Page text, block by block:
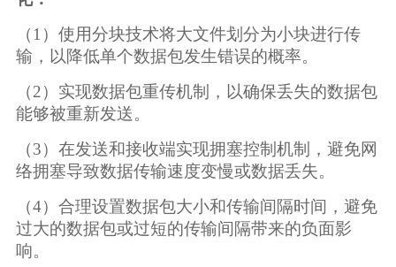
（1）使用分块技术将大文件划分为小块进行传
输，以降低单个数据包发生错误的概率。
（2）实现数据包重传机制，以确保丢失的数据包
能够被重新发送。
（3）在发送和接收端实现拥塞控制机制，避免网
络拥塞导致数据传输速度变慢或数据丢失。
（4）合理设置数据包大小和传输间隔时间，避免
过大的数据包或过短的传输间隔带来的负面影
响。